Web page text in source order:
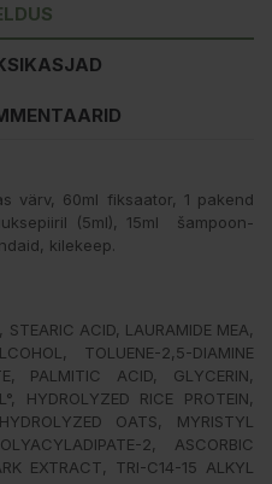
värv, 60ml fiksaator, 1 pakend
(5ml), 15ml šampoon-
kilekeep.
STEARIC ACID, LAURAMIDE MEA,
TOLUENE-2,5-DIAMINE
PALMITIC ACID, GLYCERIN,
HYDROLYZED RICE PROTEIN,
OATS, MYRISTYL
2, ASCORBIC
EXTRACT, TRI-C14-15 ALKYL